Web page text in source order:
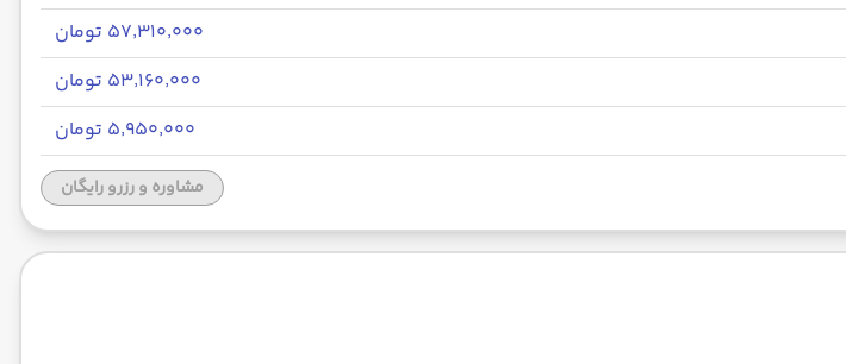
۵۷٬۳۱۰٬۰۰۰ تومان
۵۳٬۱۶۰٬۰۰۰ تومان
۵٬۹۵۰٬۰۰۰ تومان
مشاوره و رزرو رایگان